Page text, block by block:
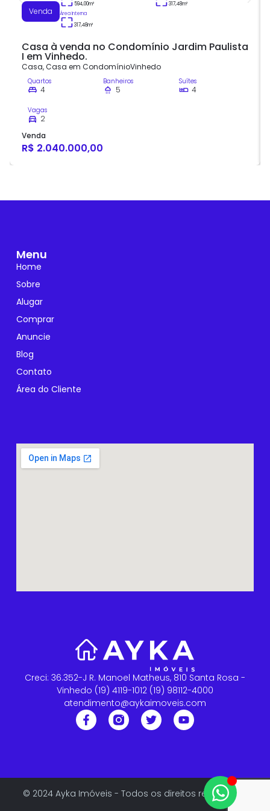
Venda
594,00m²
317,48m²
Área Interna
317,48m²
Casa à venda no Condomínio Jardim Paulista
I em Vinhedo.
Casa,Casa em CondomínioVinhedo
Quartos
4
Banheiros
5
Suítes
4
Vagas
2
Venda
R$ 2.040.000,00
Creci: 36.352-J R. Manoel Matheus, 810 Santa Rosa -
Vinhedo (19) 4119-1012 (19) 98112-4000
atendimento@aykaimoveis.com
Menu
Home
Sobre
Alugar
Comprar
Anuncie
Blog
Contato
Área do Cliente
© 2024 Ayka Imóveis - Todos os direitos reservados